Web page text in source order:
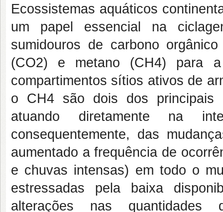
Ecossistemas aquáticos
um papel essencial na
sumidouros de carbono
(CO2) e metano (CH4) para
compartimentos sítios ativos de
o CH4 são dois dos principais
atuando diretamente na
consequentemente, das
aumentado a frequência de
e chuvas intensas) em todo o
estressadas pela baixa
alterações nas quantidades